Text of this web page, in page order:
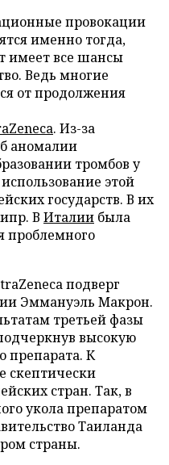
провокации
именно тогда,
имеет все шансы
Ведь многие
от продолжения
. Из-за
аномалии
тромбов у
этой
государств. В их
В Италии была
проблемного
подверг
Эммануэль Макрон.
третьей фазы
высокую
препарата. К
скептически
стран. Так, в
укола препаратом
Таиланда
страны.